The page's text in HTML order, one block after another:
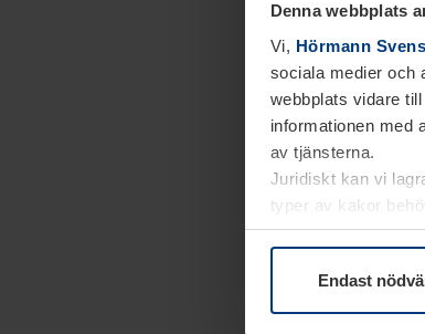
Denna webbplats
Vi, Hörmann
sociala medier och
webbplats vidare
informationen med
av tjänsterna.
Juridiskt kan vi
typer av kakor
kakor under
Endast